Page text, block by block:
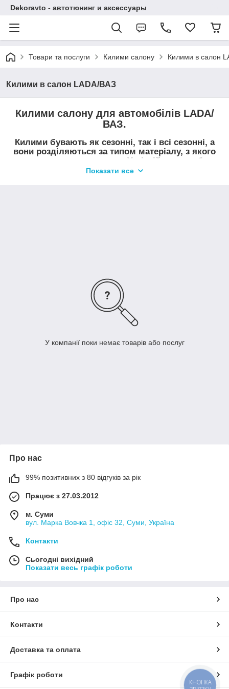
Dekoravto - автотюнинг и аксессуары
Товари та послуги Килими салону Килими в салон
Килими в салон LADA/ВАЗ
Килими салону для автомобілів LADA/
ВАЗ.
Килими бувають як сезонні, так і всі сезонні, а
вони розділяються за типом матеріалу, з якого
вони виготовляються . У літній час, що б
уберегти салон автомобіля від піску і пилу
Показати все
У компанії поки немає товарів або послуг
Про нас
99% позитивних з 80 відгуків за рік
Працює з 27.03.2012
м. Суми
вул. Марка Вовчка 1, офіс 32, Суми, Україна
Контакти
Сьогодні вихідний
Показати весь графік роботи
Про нас
Контакти
Доставка та оплата
Графік роботи
КНОПКА